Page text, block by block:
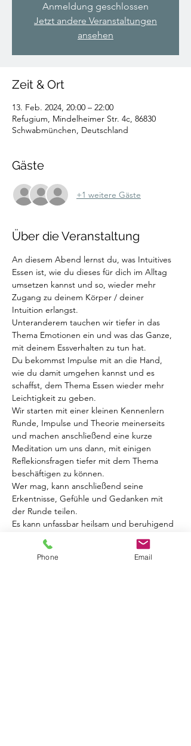
Anmeldung geschlossen
Jetzt andere Veranstaltungen
ansehen
Zeit & Ort
13. Feb. 2024, 20:00 – 22:00
Refugium, Mindelheimer Str. 4c, 86830
Schwabmünchen, Deutschland
Gäste
+1 weitere Gäste
Über die Veranstaltung
An diesem Abend lernst du, was Intuitives
Essen ist, wie du dieses für dich im Alltag
umsetzen kannst und so, wieder mehr
Zugang zu deinem Körper / deiner
Intuition erlangst.
Unteranderem tauchen wir tiefer in das
Thema Emotionen ein und was das Ganze,
mit deinem Essverhalten zu tun hat.
Du bekommst Impulse mit an die Hand,
wie du damit umgehen kannst und es
schaffst, dem Thema Essen wieder mehr
Leichtigkeit zu geben.
Wir starten mit einer kleinen Kennenlern
Runde, Impulse und Theorie meinerseits
und machen anschließend eine kurze
Meditation um uns dann, mit einigen
Reflekionsfragen tiefer mit dem Thema
beschäftigen zu können.
Wer mag, kann anschließend seine
Erkentnisse, Gefühle und Gedanken mit
der Runde teilen.
Es kann unfassbar heilsam und beruhigend
sein, zu wissen, dass man damit nicht
alleine ist. Alles darf - nichts muss.
Phone Email